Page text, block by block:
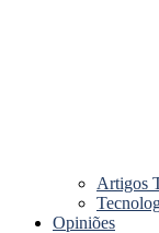
Artigos
Opiniões